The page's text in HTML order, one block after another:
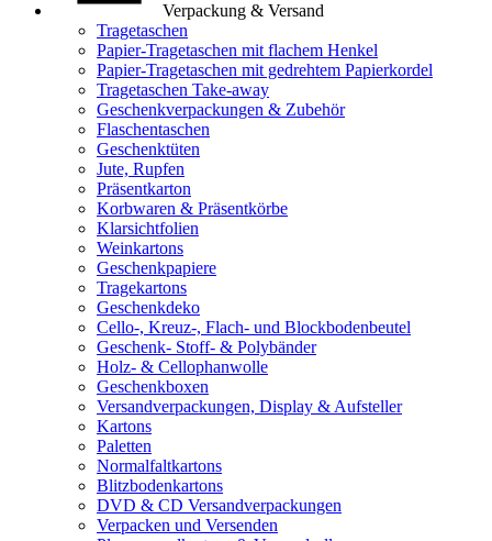
Verpackung & Versand
Tragetaschen
Papier-Tragetaschen mit flachem Henkel
Papier-Tragetaschen mit gedrehtem Papierkordel
Tragetaschen Take-away
Geschenkverpackungen & Zubehör
Flaschentaschen
Geschenktüten
Jute, Rupfen
Präsentkarton
Korbwaren & Präsentkörbe
Klarsichtfolien
Weinkartons
Geschenkpapiere
Tragekartons
Geschenkdeko
Cello-, Kreuz-, Flach- und Blockbodenbeutel
Geschenk- Stoff- & Polybänder
Holz- & Cellophanwolle
Geschenkboxen
Versandverpackungen, Display & Aufsteller
Kartons
Paletten
Normalfaltkartons
Blitzbodenkartons
DVD & CD Versandverpackungen
Verpacken und Versenden